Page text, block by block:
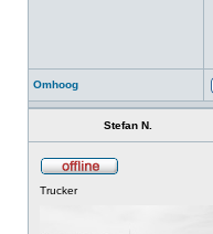
Omhoog
Stefan N.
Trucker